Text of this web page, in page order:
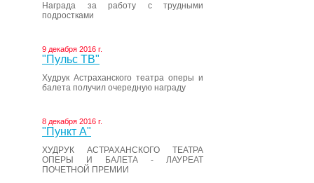
Награда за работу с трудными
подростками
9 декабря 2016 г.
"Пульс ТВ"
Худрук Астраханского театра оперы и
балета получил очередную награду
8 декабря 2016 г.
"Пункт А"
ХУДРУК АСТРАХАНСКОГО ТЕАТРА
ОПЕРЫ И БАЛЕТА - ЛАУРЕАТ
ПОЧЕТНОЙ ПРЕМИИ